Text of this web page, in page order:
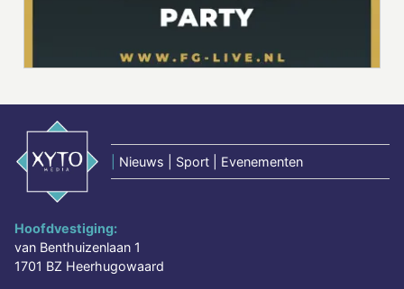
Nieuws | Sport | Evenementen
Hoofdvestiging:
van Benthuizenlaan 1
1701 BZ Heerhugowaard